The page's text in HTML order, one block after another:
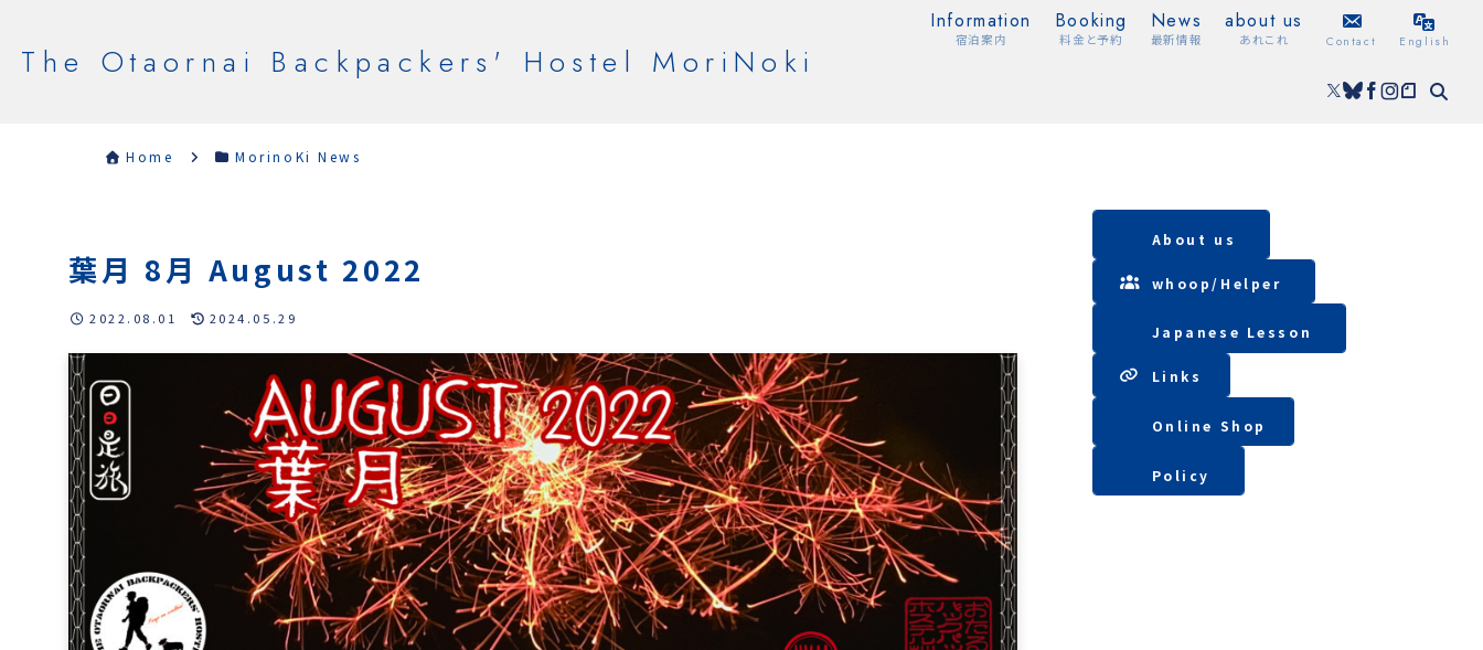
The Otaornai Backpackers' Hostel MoriNoki
Information
宿泊案内
Booking
料金と予約
News
最新情報
about us
あれこれ Contact English
Home MorinoKi News
葉月 8月 August 2022
2022.08.01 2024.05.29
About us
whoop/ Helper
Japanese Lesson
Lin ks
Online Shop
Policy